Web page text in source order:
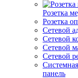
Розетка
Розетка
Сетевой
Сетевой
Сетевой
Сетевой
панель